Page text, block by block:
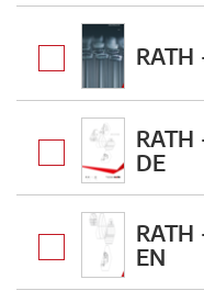
RATH
RATH
DE
RATH
EN